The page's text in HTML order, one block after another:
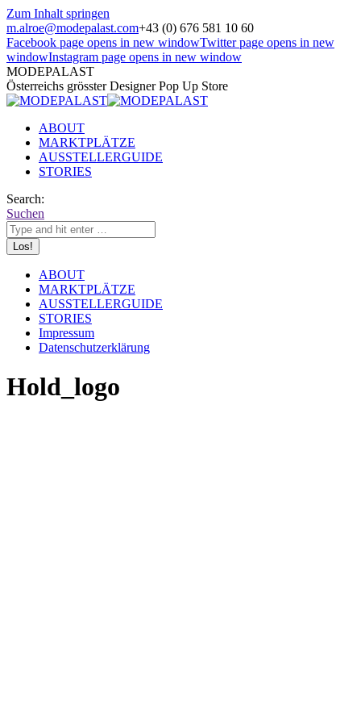
Zum Inhalt springen
m.alroe@modepalast.com+43 (0) 676 581 10 60
Facebook page opens in new windowTwitter page opens in new
windowInstagram page opens in new window
MODEPALAST
Österreichs grösster Designer Pop Up Store
ABOUT
MARKTPLÄTZE
AUSSTELLERGUIDE
STORIES
Search:
Suchen
ABOUT
MARKTPLÄTZE
AUSSTELLERGUIDE
STORIES
Impressum
Datenschutzerklärung
Hold_logo